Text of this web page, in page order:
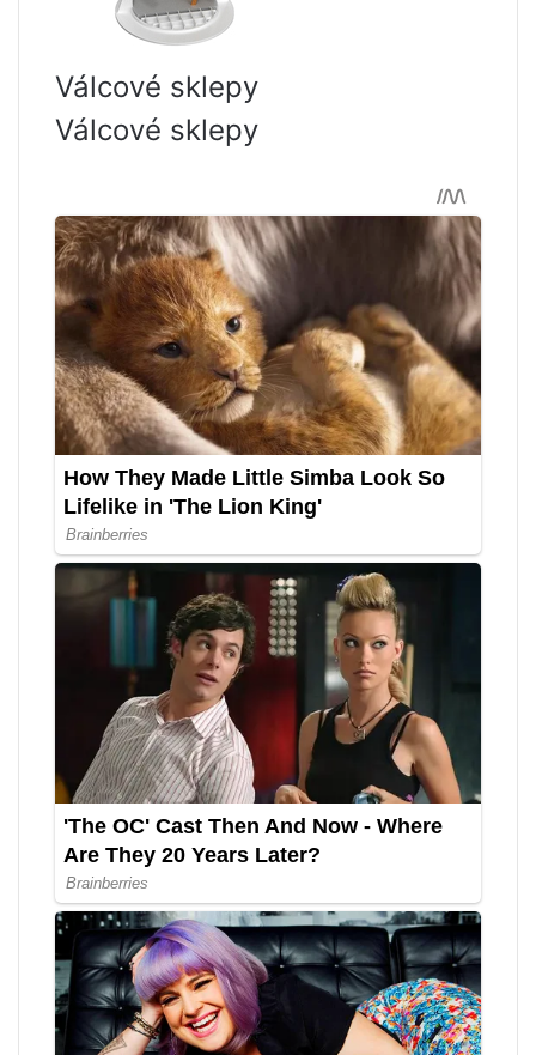
Válcové sklepy
Válcové sklepy